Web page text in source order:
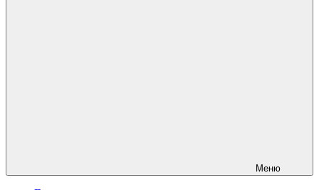
Меню